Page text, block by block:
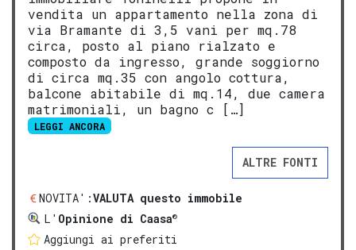
vendita un appartamento nella zona di
via Bramante di 3,5 vani per mq.78
circa, posto al piano rialzato e
composto da ingresso, grande soggiorno
di circa mq.35 con angolo cottura,
balcone abitabile di mq.14, due camera
matrimoniali, un bagno c […]
LEGGI ANCORA
ALTRE FONTI
NOVITA':VALUTA questo immobile
L' Opinione di Caasa®
Aggiungi ai preferiti